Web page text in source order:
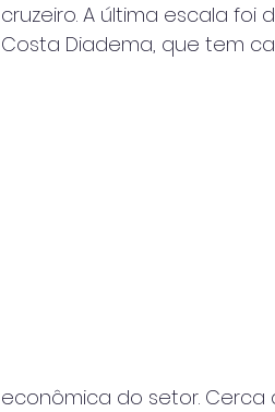
cruzeiro. A última escala foi
Costa Diadema, que tem
econômica do setor. Cerca